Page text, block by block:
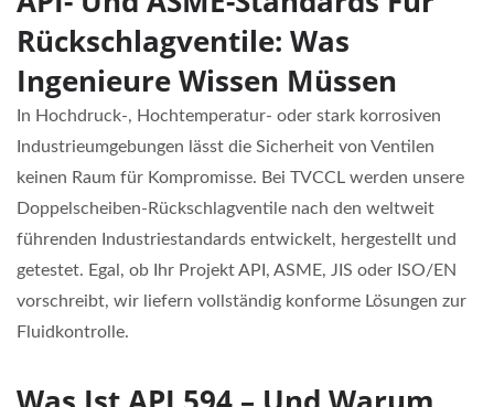
Rückschlagventile: Was
Ingenieure Wissen Müssen
In Hochdruck-, Hochtemperatur- oder stark korrosiven
Industrieumgebungen lässt die Sicherheit von Ventilen
keinen Raum für Kompromisse. Bei TVCCL werden unsere
Doppelscheiben-Rückschlagventile nach den weltweit
führenden Industriestandards entwickelt, hergestellt und
getestet. Egal, ob Ihr Projekt API, ASME, JIS oder ISO/EN
vorschreibt, wir liefern vollständig konforme Lösungen zur
Fluidkontrolle.